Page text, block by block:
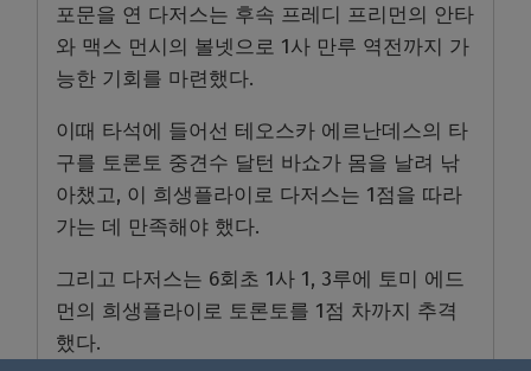
포문을 연 다저스는 후속 프레디 프리먼의 안타
와 맥스 먼시의 볼넷으로 1사 만루 역전까지 가
능한 기회를 마련했다.
이때 타석에 들어선 테오스카 에르난데스의 타
구를 토론토 중견수 달턴 바쇼가 몸을 날려 낚
아챘고, 이 희생플라이로 다저스는 1점을 따라
가는 데 만족해야 했다.
그리고 다저스는 6회초 1사 1, 3루에 토미 에드
먼의 희생플라이로 토론토를 1점 차까지 추격
했다.